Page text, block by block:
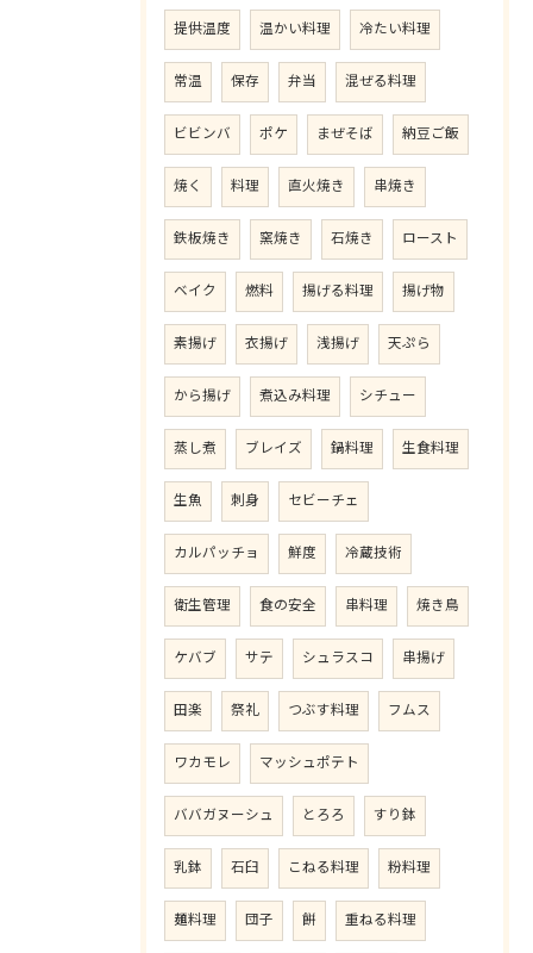
提供温度 温かい料理 冷たい料理
常温 保存 弁当 混ぜる料理
ビビンバ ポケ まぜそば 納豆ご飯
焼く 料理 直火焼き 串焼き
鉄板焼き 窯焼き 石焼き ロースト
ベイク 燃料 揚げる料理 揚げ物
素揚げ 衣揚げ 浅揚げ 天ぷら
から揚げ 煮込み料理 シチュー
蒸し煮 ブレイズ 鍋料理 生食料理
生魚 刺身 セビーチェ
カルパッチョ 鮮度 冷蔵技術
衛生管理 食の安全 串料理 焼き鳥
ケバブ サテ シュラスコ 串揚げ
田楽 祭礼 つぶす料理 フムス
ワカモレ マッシュポテト
ババガヌーシュ とろろ すり鉢
乳鉢 石臼 こねる料理 粉料理
麺料理 団子 餅 重ねる料理